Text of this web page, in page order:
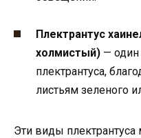
Плектрантус
холмистый) —
плектрантуса,
листьям зеленого
Эти виды